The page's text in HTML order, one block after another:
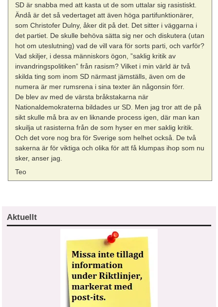
SD är snabba med att kasta ut de som uttalar sig rasistiskt.
Ändå är det så vedertaget att även höga partifunktionärer,
som Christofer Dulny, åker dit på det. Det sitter i väggarna i
det partiet. De skulle behöva sätta sig ner och diskutera (utan
hot om uteslutning) vad de vill vara för sorts parti, och varför?
Vad skiljer, i dessa människors ögon, ”saklig kritik av
invandringspolitiken” från rasism? Vilket i min värld är två
skilda ting som inom SD närmast jämställs, även om de
numera är mer rumsrena i sina texter än någonsin förr.
De blev av med de värsta bråkstakarna när
Nationaldemokraterna bildades ur SD. Men jag tror att de på
sikt skulle må bra av en liknande process igen, där man kan
skuilja ut rasisterna från de som hyser en mer saklig kritik.
Och det vore nog bra för Sverige som helhet också. De två
sakerna är för viktiga och olika för att få klumpas ihop som nu
sker, anser jag.
Teo
Aktuellt